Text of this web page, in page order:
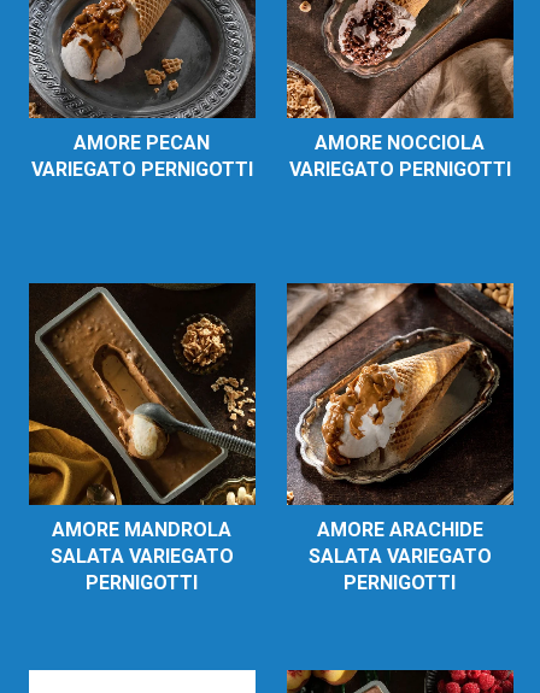
AMORE PECAN
VARIEGATO PERNIGOTTI
AMORE NOCCIOLA
VARIEGATO PERNIGOTTI
AMORE MANDROLA
SALATA VARIEGATO
PERNIGOTTI
AMORE ARACHIDE
SALATA VARIEGATO
PERNIGOTTI